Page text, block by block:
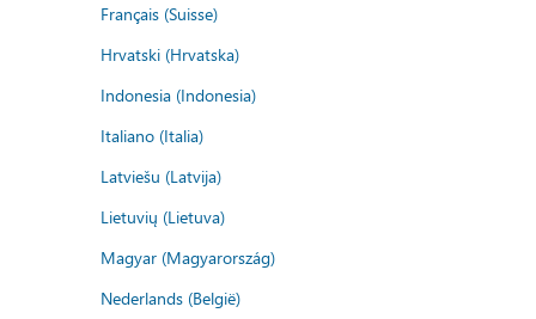
Français (Suisse)
Hrvatski (Hrvatska)
Indonesia (Indonesia)
Italiano (Italia)
Latviešu (Latvija)
Lietuvių (Lietuva)
Magyar (Magyarország)
Nederlands (België)